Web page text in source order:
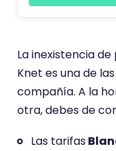
La inexistencia
Knet es una de
compañía. A la
otra, debes de
Las tarifas